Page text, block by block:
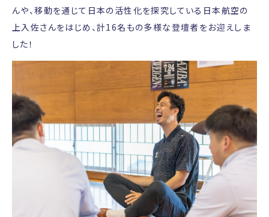
んや、移動を通じて日本の活性化を探究している日本航空の
上入佐さんをはじめ、計16名もの多様な登壇者をお迎えしま
した！